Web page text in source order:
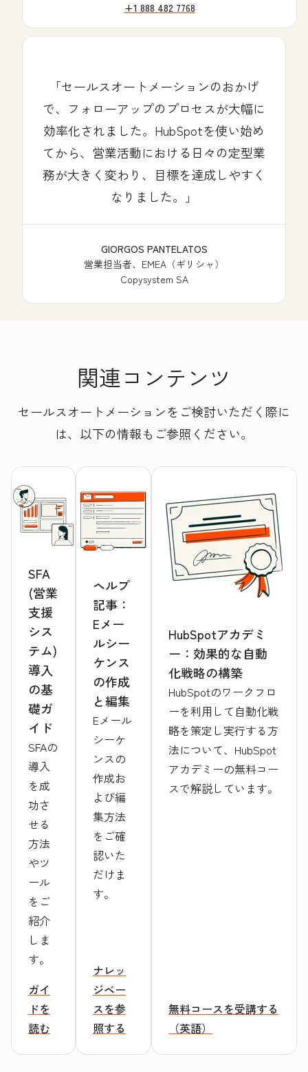
+1 888 482 7768
セールスオートメーションのおかげ
で、フォローアップのプロセスが大幅に
効率化されました。HubSpotを使い始め
てから、営業活動における日々の定型業
務が大きく変わり、目標を達成しやすく
なりました。
GIORGOS PANTELATOS
営業担当者、EMEA（ギリシャ）
Copysystem SA
関連コンテンツ
セールスオートメーションをご検討いただく際に
は、以下の情報もご参照ください。
SFA
(営業
支援
シス
テム)
導入
の基
礎ガ
イド
SFAの
導入
を成
功さ
せる
方法
やツ
ール
をご
紹介
しま
す。
ガイ
ドを
読む
ヘルプ
記事：
Eメー
ルシー
ケンス
の作成
と編集
Eメール
シーケ
ンスの
作成お
よび編
集方法
をご確
認いた
だけま
す。
ナレッ
ジベー
スを参
照する
HubSpotアカデミ
ー：効果的な自動
化戦略の構築
HubSpotのワークフロ
ーを利用して自動化戦
略を策定し実行する方
法について、HubSpot
アカデミーの無料コー
スで解説しています。
無料コースを受講する
（英語）